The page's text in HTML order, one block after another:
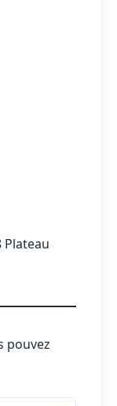
Plateau
pouvez